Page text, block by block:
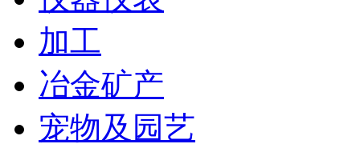
加工
冶金矿产
宠物及园艺